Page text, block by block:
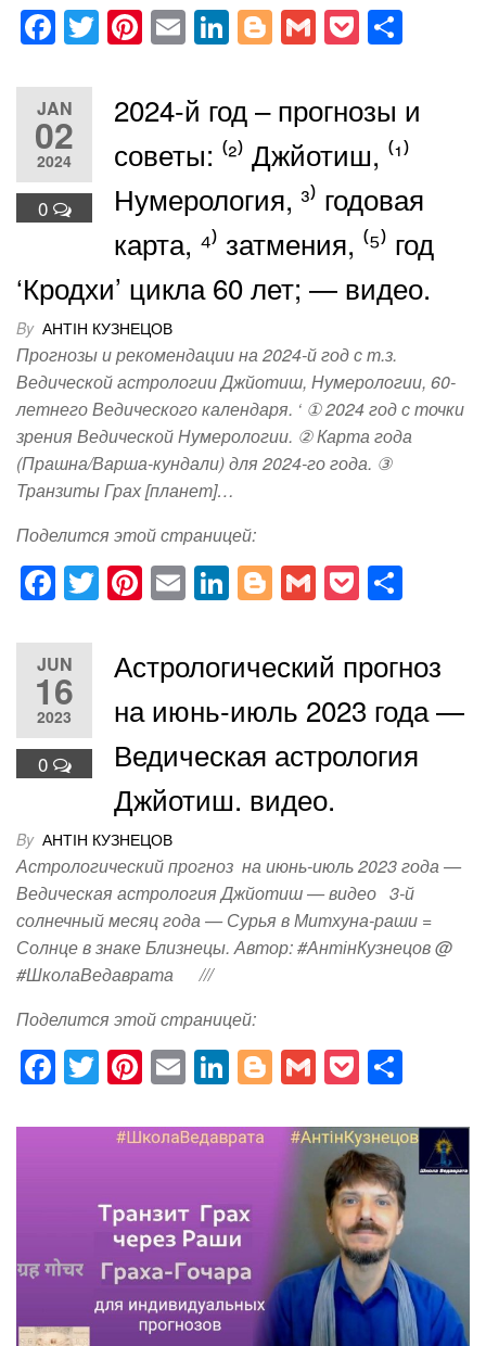
F
a
c
e
b
o
o
T
wi
tt
er
Pi
nt
er
e
st
E
m
ail
Li
n
k
e
dI
n
Bl
o
g
g
er
G
m
ail
P
o
ck
et
ar
e
JAN
02
2024
0
2024-й год – прогнозы и
советы: ⁽²⁾ Джйотиш, ⁽¹⁾
Нумерология, ³⁾ годовая
карта, ⁴⁾ затмения, ⁽⁵⁾ год
‘Кродхи’ цикла 60 лет; — видео.
By АНТІН КУЗНЕЦОВ
Прогнозы и рекомендации на 2024-й год с т.з.
Ведической астрологии Джйотиш, Нумерологии, 60-
летнего Ведического календаря. ‘ ① 2024 год с точки
зрения Ведической Нумерологии. ② Карта года
(Прашна/Варша-кундали) для 2024-го года. ③
Транзиты Грах [планет]…
Поделится этой страницей:
F
a
c
e
b
o
o
k
T
wi
er
Pi
nt
er
e
st
E
m
ail
Li
n
k
e
dI
n
Bl
o
g
g
er
G
m
ail
P
o
ck
et
ar
e
JUN
16
2023
0
Астрологический прогноз
на июнь-июль 2023 года —
Ведическая астрология
Джйотиш. видео.
By АНТІН КУЗНЕЦОВ
Астрологический прогноз на июнь-июль 2023 года —
Ведическая астрология Джйотиш — видео 3-й
солнечный месяц года — Сурья в Митхуна-раши =
Солнце в знаке Близнецы. Автор: #АнтінКузнецов @
#ШколаВедаврата ///
Поделится этой страницей:
F
c
o
T
tt
Pi
er
st
E
ail
Li
k
dI
n
Bl
g
g
er
G
ail
P
ck
et
ar
e